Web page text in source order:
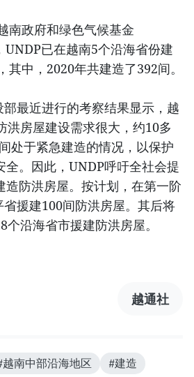
南政府和绿色气候基金
UNDP已在越南5个沿海省份建
其中，2020年共建造了392间。
最近进行的考察结果显示，越
洪房屋建设需求很大，约10多
处于紧急建造的情况，以保护
全。因此，UNDP呼吁全社会提
造防洪房屋。按计划，在第一阶
援建100间防洪房屋。其后将
沿海省市援建防洪房屋。
越通社
越南中部沿海地区
#建造